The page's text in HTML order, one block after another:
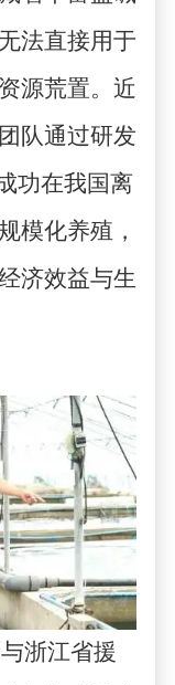
法直接用于
源荒置。近
队通过研发
功在我国离
模化养殖，
济效益与生
浙江省援